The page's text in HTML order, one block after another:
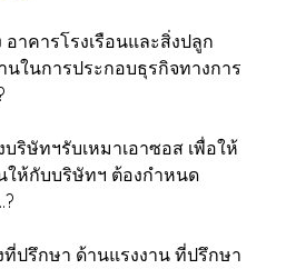
าคารโรงเรือนและสิ่งปลูก
นในการประกอบธุรกิจทางการ
ษัทฯรับเหมาเอาซอส เพื่อให้
ให้กับบริษัทฯ ต้องกำหนด
างอย่างไร..?
ปรึกษา ด้านแรงงาน ที่ปรึกษา